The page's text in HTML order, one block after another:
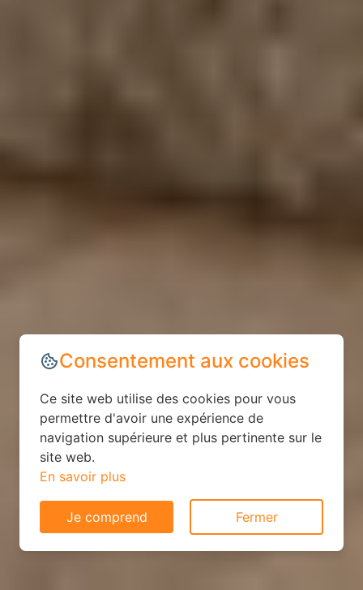
Consentement aux cookies
Ce site web utilise des cookies pour vous
permettre d'avoir une expérience de
navigation supérieure et plus pertinente sur le
site web.
En savoir plus
Je comprend Fermer